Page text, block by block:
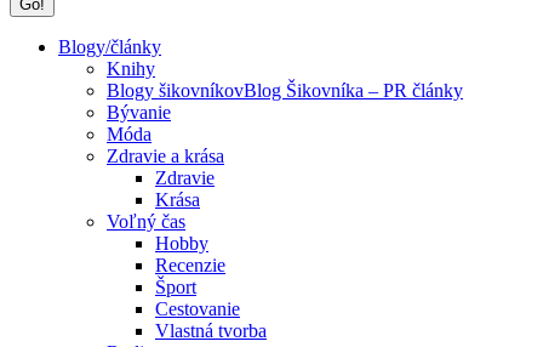
Blogy/články
Knihy
Blogy šikovníkovBlog Šikovníka – PR články
Bývanie
Móda
Zdravie a krása
Zdravie
Krása
Voľný čas
Hobby
Recenzie
Šport
Cestovanie
Vlastná tvorba